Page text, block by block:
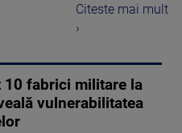
Citeste mai mult
›
10 fabrici militare la
vulnerabilitatea